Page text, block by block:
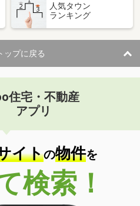
人気タウン
ランキング
ップに戻る
住宅・不動産
アプリ
イトの物件を
検索！